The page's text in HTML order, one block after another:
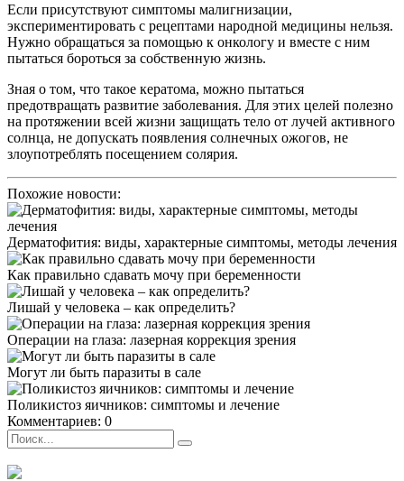
Если присутствуют симптомы малигнизации,
экспериментировать с рецептами народной медицины нельзя.
Нужно обращаться за помощью к онкологу и вместе с ним
пытаться бороться за собственную жизнь.
Зная о том, что такое кератома, можно пытаться
предотвращать развитие заболевания. Для этих целей полезно
на протяжении всей жизни защищать тело от лучей активного
солнца, не допускать появления солнечных ожогов, не
злоупотреблять посещением солярия.
Похожие новости:
Дерматофития: виды, характерные симптомы, методы лечения
Как правильно сдавать мочу при беременности
Лишай у человека – как определить?
Операции на глаза: лазерная коррекция зрения
Могут ли быть паразиты в сале
Поликистоз яичников: симптомы и лечение
Комментариев: 0